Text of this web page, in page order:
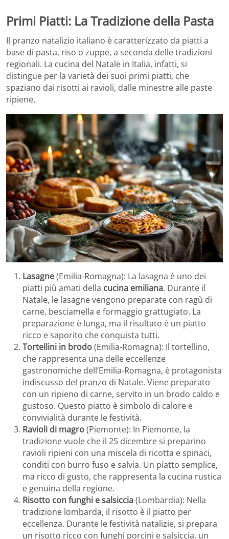
Primi Piatti: La Tradizione della Pasta
Il pranzo natalizio italiano è caratterizzato da piatti a
base di pasta, riso o zuppe, a seconda delle tradizioni
regionali. La cucina del Natale in Italia, infatti, si
distingue per la varietà dei suoi primi piatti, che
spaziano dai risotti ai ravioli, dalle minestre alle paste
ripiene.
Lasagne(Emilia-Romagna): La lasagna è uno dei
piatti più amati della cucina emiliana. Durante il
Natale, le lasagne vengono preparate con ragù di
carne, besciamella e formaggio grattugiato. La
preparazione è lunga, ma il risultato è un piatto
ricco e saporito che conquista tutti.
Tortellini in brodo(Emilia-Romagna): Il tortellino,
che rappresenta una delle eccellenze
gastronomiche dell’Emilia-Romagna, è protagonista
indiscusso del pranzo di Natale. Viene preparato
con un ripieno di carne, servito in un brodo caldo e
gustoso. Questo piatto è simbolo di calore e
convivialità durante le festività.
Ravioli di magro(Piemonte): In Piemonte, la
tradizione vuole che il 25 dicembre si preparino
ravioli ripieni con una miscela di ricotta e spinaci,
conditi con burro fuso e salvia. Un piatto semplice,
ma ricco di gusto, che rappresenta la cucina rustica
e genuina della regione.
Risotto con funghi e salsiccia(Lombardia): Nella
tradizione lombarda, il risotto è il piatto per
eccellenza. Durante le festività natalizie, si prepara
un risotto ricco con funghi porcini e salsiccia, un